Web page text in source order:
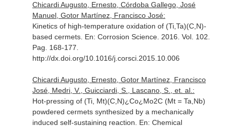
Chicardi Augusto, Ernesto, Córdoba Gallego, José
Manuel, Gotor Martínez, Francisco José:
Kinetics of high-temperature oxidation of (Ti,Ta)(C,N)-
based cermets. En: Corrosion Science. 2016. Vol. 102.
Pag. 168-177.
http://dx.doi.org/10.1016/j.corsci.2015.10.006
Chicardi Augusto, Ernesto, Gotor Martínez, Francisco
José, Medri, V., Guicciardi, S., Lascano, S., et. al.:
Hot-pressing of (Ti, Mt)(C,N)¿Co¿Mo2C (Mt = Ta,Nb)
powdered cermets synthesized by a mechanically
induced self-sustaining reaction. En: Chemical